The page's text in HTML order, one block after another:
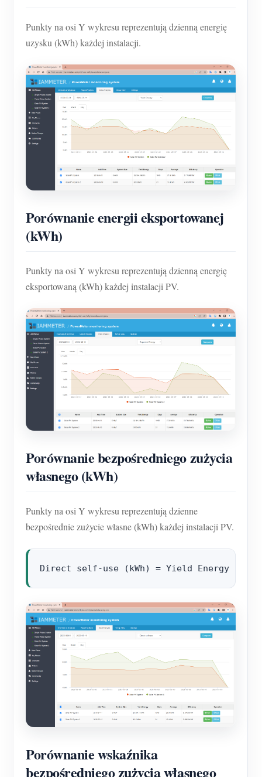
Punkty na osi Y wykresu reprezentują dzienną energię
uzysku (kWh) każdej instalacji.
Porównanie energii eksportowanej
(kWh)
Punkty na osi Y wykresu reprezentują dzienną energię
eksportowaną (kWh) każdej instalacji PV.
Porównanie bezpośredniego zużycia
własnego (kWh)
Punkty na osi Y wykresu reprezentują dzienne
bezpośrednie zużycie własne (kWh) każdej instalacji PV.
Porównanie wskaźnika
bezpośredniego zużycia własnego